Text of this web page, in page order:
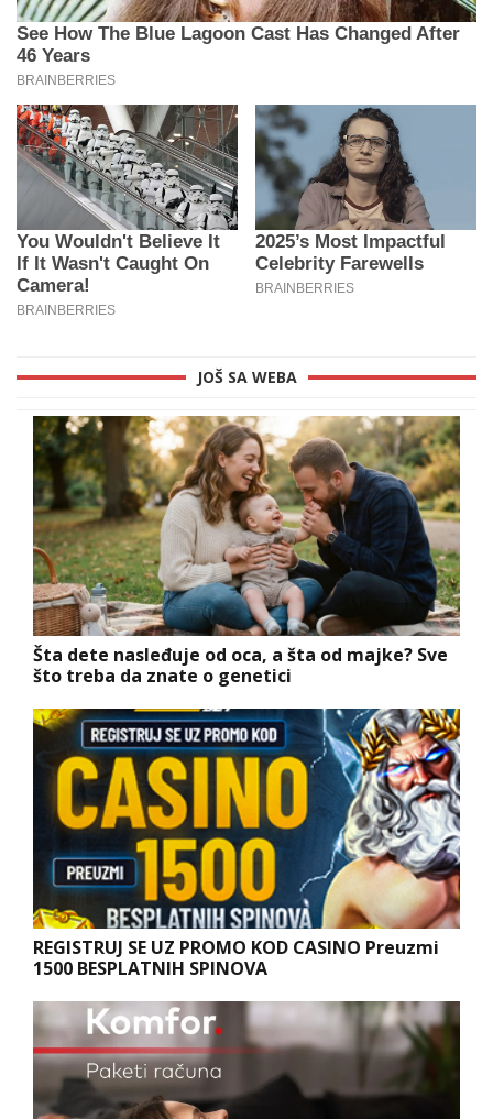
JOŠ SA WEBA
Šta dete nasleđuje od oca, a šta od majke? Sve
što treba da znate o genetici
REGISTRUJ SE UZ PROMO KOD CASINO Preuzmi
1500 BESPLATNIH SPINOVA